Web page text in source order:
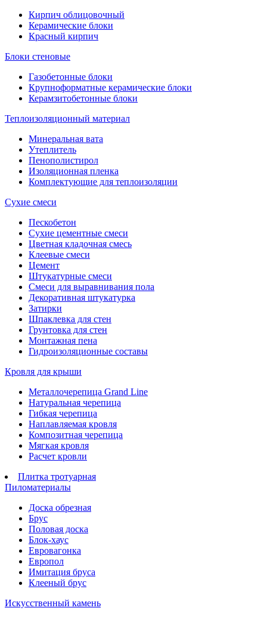
Кирпич облицовочный
Керамические блоки
Красный кирпич
Блоки стеновые
Газобетонные блоки
Крупноформатные керамические блоки
Керамзитобетонные блоки
Теплоизоляционный материал
Минеральная вата
Утеплитель
Пенополистирол
Изоляционная пленка
Комплектующие для теплоизоляции
Сухие смеси
Пескобетон
Сухие цементные смеси
Цветная кладочная смесь
Клеевые смеси
Цемент
Штукатурные смеси
Смеси для выравнивания пола
Декоративная штукатурка
Затирки
Шпаклевка для стен
Грунтовка для стен
Монтажная пена
Гидроизоляционные составы
Кровля для крыши
Металлочерепица Grand Line
Натуральная черепица
Гибкая черепица
Наплавляемая кровля
Композитная черепица
Мягкая кровля
Расчет кровли
Плитка тротуарная
Пиломатериалы
Доска обрезная
Брус
Половая доска
Блок-хаус
Евровагонка
Европол
Имитация бруса
Клееный брус
Искусственный камень